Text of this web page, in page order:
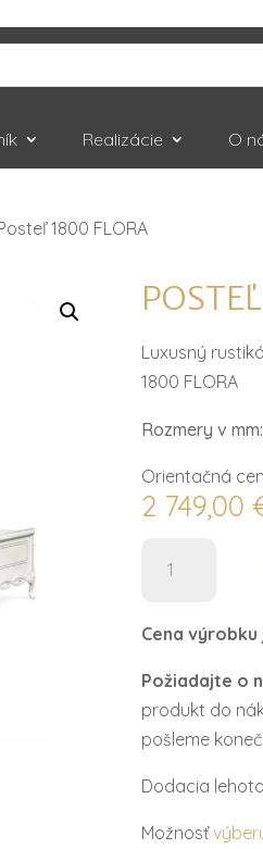
Realizácie O
1800 FLORA
Luxusný
1800 FLORA
Rozmery v mm:
Orientačná
2 749,00
Posteľ
FLORA
Cena
Požiadajte o
produkt do
pošleme
Dodacia
Možnosť